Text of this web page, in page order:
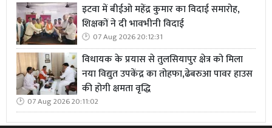
इटवा में बीईओ महेंद्र कुमार का विदाई समारोह,
शिक्षकों ने दी भावभीनी विदाई
07 Aug 2026 20:12:31
विधायक के प्रयास से तुलसियापुर क्षेत्र को मिला
नया विद्युत उपकेंद्र का तोहफा,ढेबरुआ पावर हाउस
की होगी क्षमता वृद्धि
07 Aug 2026 20:11:02